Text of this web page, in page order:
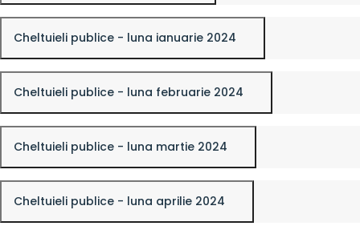
Cheltuieli publice - luna ianuarie 2024
Cheltuieli publice - luna februarie 2024
Cheltuieli publice - luna martie 2024
Cheltuieli publice - luna aprilie 2024